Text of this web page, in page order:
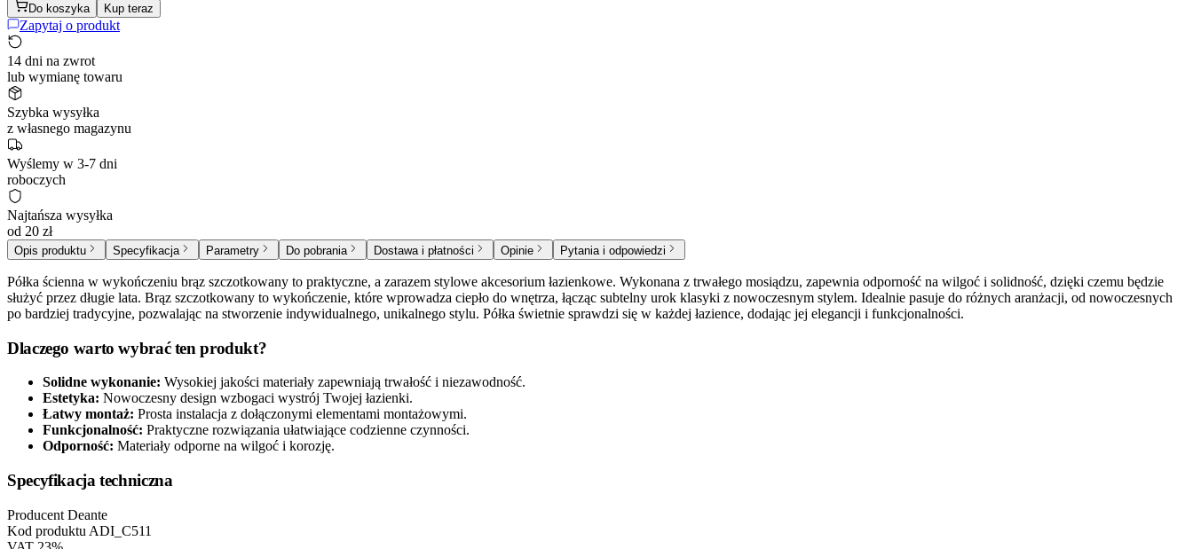
Do koszyka Kup teraz
Zapytaj o produkt
14 dni na zwrot
lub wymianę towaru
Szybka wysyłka
z własnego magazynu
Wyślemy w 3-7 dni
roboczych
Najtańsza wysyłka
od 20 zł
Opis produktu Specyfikacja Parametry Do pobrania Dostawa i płatności Opinie Pytania i odpowiedzi
Półka ścienna w wykończeniu brąz szczotkowany to praktyczne, a zarazem stylowe akcesorium łazienkowe. Wykonana z trwałego mosiądzu, zapewnia odporność na wilgoć i solidność, dzięki czemu będzie
służyć przez długie lata. Brąz szczotkowany to wykończenie, które wprowadza ciepło do wnętrza, łącząc subtelny urok klasyki z nowoczesnym stylem. Idealnie pasuje do różnych aranżacji, od nowoczesnych
po bardziej tradycyjne, pozwalając na stworzenie indywidualnego, unikalnego stylu. Półka świetnie sprawdzi się w każdej łazience, dodając jej elegancji i funkcjonalności.
Dlaczego warto wybrać ten produkt?
Solidne wykonanie: Wysokiej jakości materiały zapewniają trwałość i niezawodność.
Estetyka: Nowoczesny design wzbogaci wystrój Twojej łazienki.
Łatwy montaż: Prosta instalacja z dołączonymi elementami montażowymi.
Funkcjonalność: Praktyczne rozwiązania ułatwiające codzienne czynności.
Odporność: Materiały odporne na wilgoć i korozję.
Specyfikacja techniczna
Producent Deante
Kod produktu ADI_C511